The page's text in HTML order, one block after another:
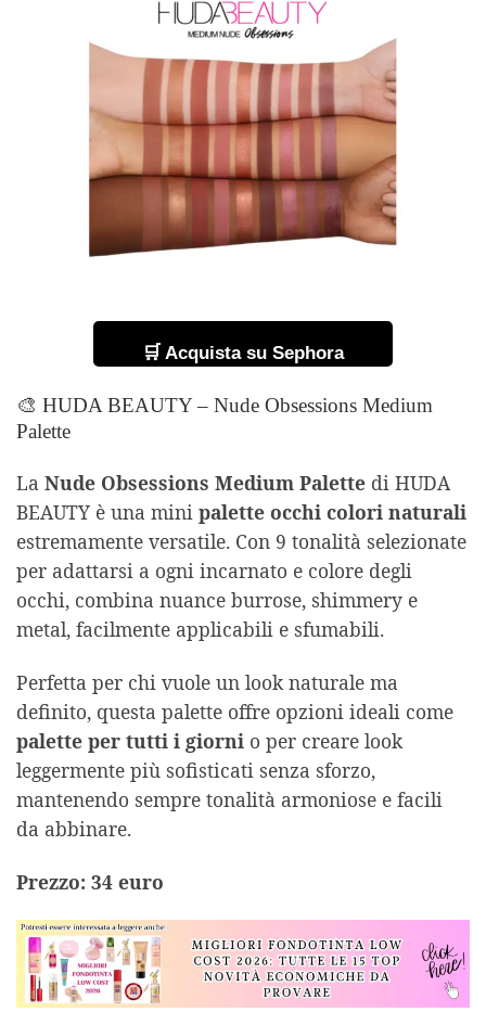
🛒 Acquista su Sephora
🎨 HUDA BEAUTY – Nude Obsessions Medium
Palette
La Nude Obsessions Medium Palette di HUDA
BEAUTY è una mini palette occhi colori naturali
estremamente versatile. Con 9 tonalità selezionate
per adattarsi a ogni incarnato e colore degli
occhi, combina nuance burrose, shimmery e
metal, facilmente applicabili e sfumabili.
Perfetta per chi vuole un look naturale ma
definito, questa palette offre opzioni ideali come
palette per tutti i giorni o per creare look
leggermente più sofisticati senza sforzo,
mantenendo sempre tonalità armoniose e facili
da abbinare.
Prezzo: 34 euro